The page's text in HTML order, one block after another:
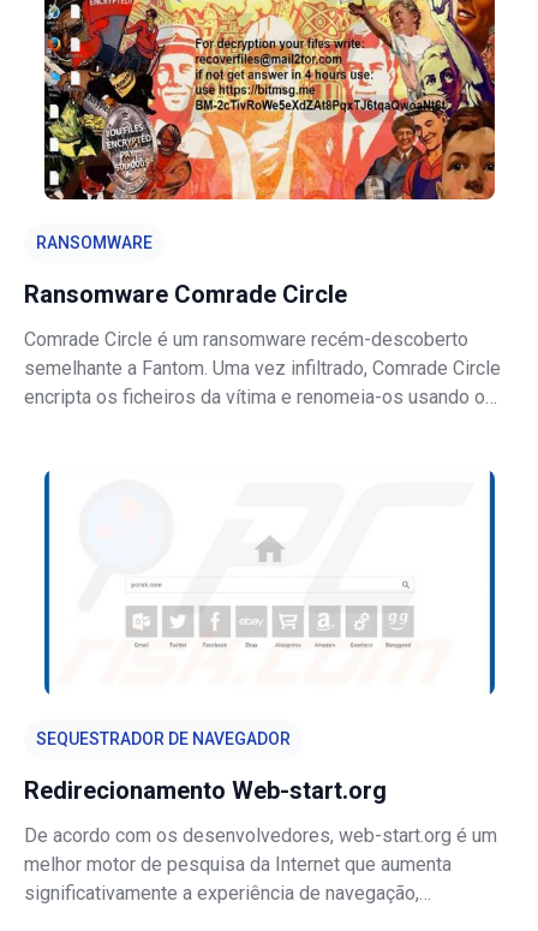
RANSOMWARE
Ransomware Comrade Circle
Comrade Circle é um ransomware recém-descoberto
semelhante a Fantom. Uma vez infiltrado, Comrade Circle
encripta os ficheiros da vítima e renomeia-os usando o
"sdf9K21a=G.comrade". Também vale a p
SEQUESTRADOR DE NAVEGADOR
Redirecionamento Web-start.org
De acordo com os desenvolvedores, web-start.org é um
melhor motor de pesquisa da Internet que aumenta
significativamente a experiência de navegação,